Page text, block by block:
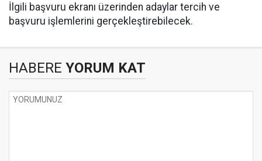
İlgili başvuru ekranı üzerinden adaylar tercih ve
başvuru işlemlerini gerçekleştirebilecek.
HABERE YORUM KAT